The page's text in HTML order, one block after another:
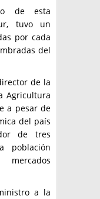
de esta
tuvo un
por cada
del
de la
Agricultura
a pesar de
del país
de tres
población
a la